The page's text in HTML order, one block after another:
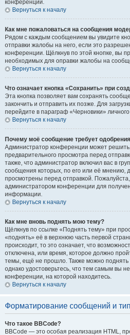
конференции.
Вернуться к началу
Как мне пожаловаться на сообщения
Рядом с каждым сообщением вы увидите
отправки жалобы на него, если это
конференции. Щёлкнув по этой кнопке, вы
необходимых для оправки жалобы на
Вернуться к началу
Что означает кнопка «Сохранить» при
Эта кнопка позволяет вам сохранять
закончить и отправить их позже. Для
перейдите в параграф «Черновики»
Вернуться к началу
Почему моё сообщение требует
Администратор конференции может
предварительного просмотра перед
также, что администратор включил вас в
сообщения которых, по его или её мнению,
просмотрены перед отправкой.
администратором конференции для
информации.
Вернуться к началу
Как мне вновь поднять мою тему?
Щёлкнув по ссылке «Поднять тему» при
«поднять» её в верхнюю часть первой
происходит, то это означает, что
отключена, или время, которое должно
темы, ещё не прошло. Также можно поднять
однако удостоверьтесь, что тем самым вы
конференции, на которой находитесь.
Вернуться к началу
Форматирование сообщений и
Что такое BBCode?
BBCode — это особая реализация HTML,